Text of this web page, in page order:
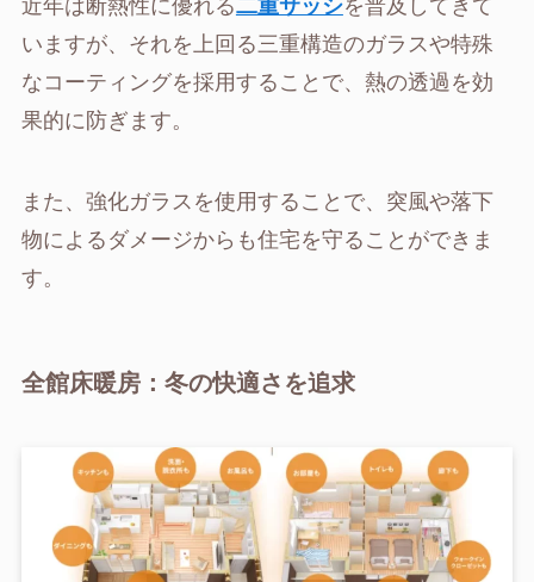
近年は断熱性に優れる二重サッシを普及してきて
いますが、それを上回る三重構造のガラスや特殊
なコーティングを採用することで、熱の透過を効
果的に防ぎます。
また、強化ガラスを使用することで、突風や落下
物によるダメージからも住宅を守ることができま
す。
全館床暖房：冬の快適さを追求